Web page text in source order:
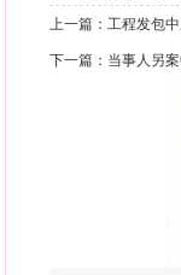
上一篇： 工程发包
下一篇： 当事人另